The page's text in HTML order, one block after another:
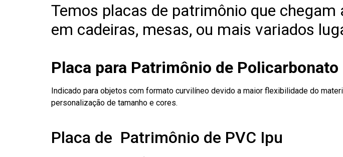
Temos placas de patrimônio que
em cadeiras, mesas, ou mais variados
Placa para Patrimônio de Policarbonato
Indicado para objetos com formato curvilíneo devido a maior flexibilidade do
personalização de tamanho e cores.
Placa de Patrimônio de PVC Ipu